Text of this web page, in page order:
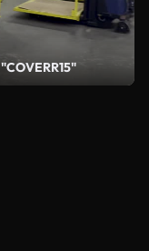
"COVERR15"